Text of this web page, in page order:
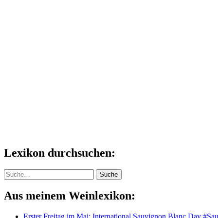
Lexikon durchsuchen:
Suche Suche
Aus meinem Weinlexikon:
Erster Freitag im Mai: International Sauvignon Blanc Day